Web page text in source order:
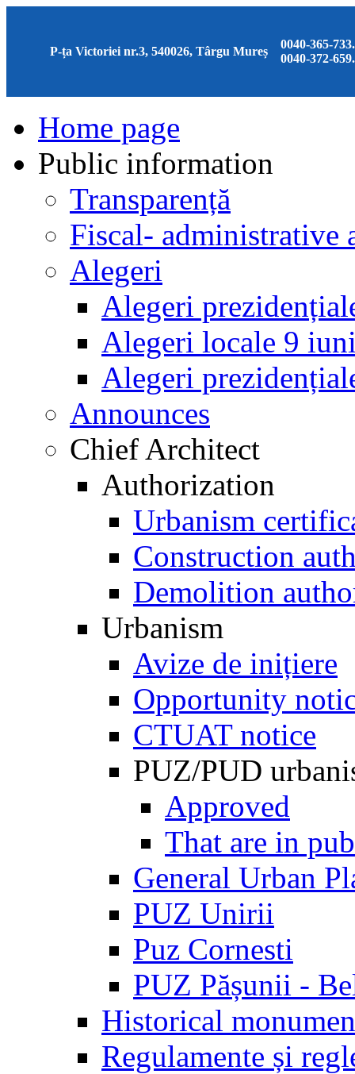
P-ța Victoriei nr.3, 540026, Târgu Mureș
0040-365-
0040-372-
Home page
Public information
Transparență
Fiscal- administrative
Alegeri
Alegeri
Alegeri locale 9
Alegeri
Announces
Chief Architect
Authorization
Urbanism
Construction
Demolition
Urbanism
Avize de inițiere
Opportunity
CTUAT notice
PUZ/PUD
Approved
That are in
General Urban
PUZ Unirii
Puz Cornesti
PUZ Pășunii -
Historical
Regulamente și